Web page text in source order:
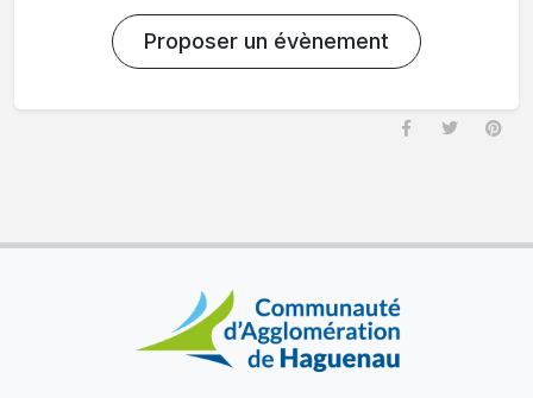
Proposer un évènement